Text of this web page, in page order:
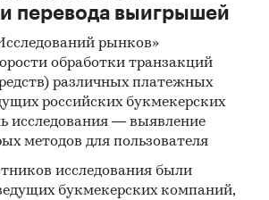
перевода выигрышей
рынков»
обработки транзакций
различных платежных
российских букмекерских
исследования — выявление
методов для пользователя
исследования были
букмекерских компаний,